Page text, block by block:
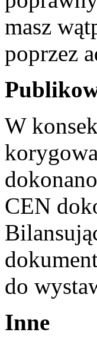
masz
poprzez
W
CEN
do
Inne